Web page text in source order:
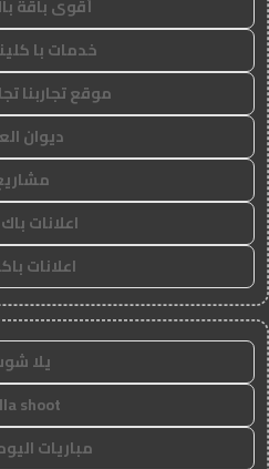
أقوى باقة
خدمات با كلينك
موقع تجاربنا
ديوان
اعلانات
اعلانات
يلا
shoot
مباريات